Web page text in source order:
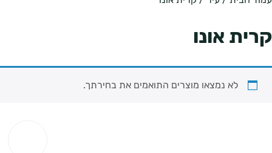
קרית אונו
לא נמצאו מוצרים התואמים את בחירתך.